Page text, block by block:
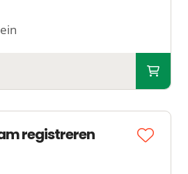
registreren